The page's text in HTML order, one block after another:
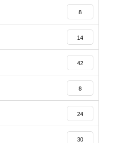
8
14
42
8
24
30